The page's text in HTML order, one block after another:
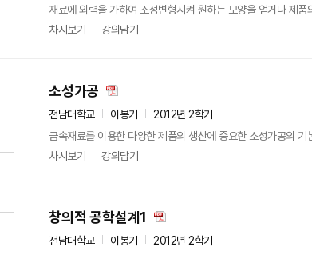
재료에 외력을 가하여 소성변형시켜 원하는 모양을 얻거나 제
차시보기
강의담기
소성가공
전남대학교 이봉기
2012년 2학기
금속재료를 이용한 다양한 제품의 생산에 중요한 소성가공의
차시보기
강의담기
창의적 공학설계1
전남대학교 이봉기
2012년 2학기